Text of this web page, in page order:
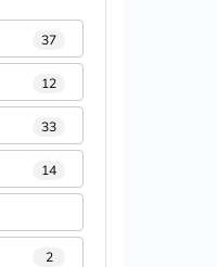
37
12
33
14
2